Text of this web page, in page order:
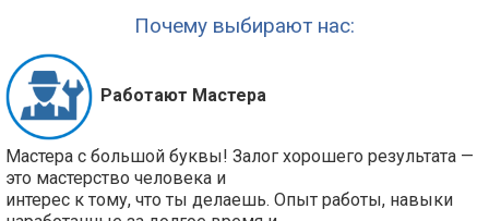
Почему выбирают нас:
Работают Мастера
Мастера с большой буквы! Залог хорошего результата —
это мастерство человека и
интерес к тому, что ты делаешь. Опыт работы, навыки